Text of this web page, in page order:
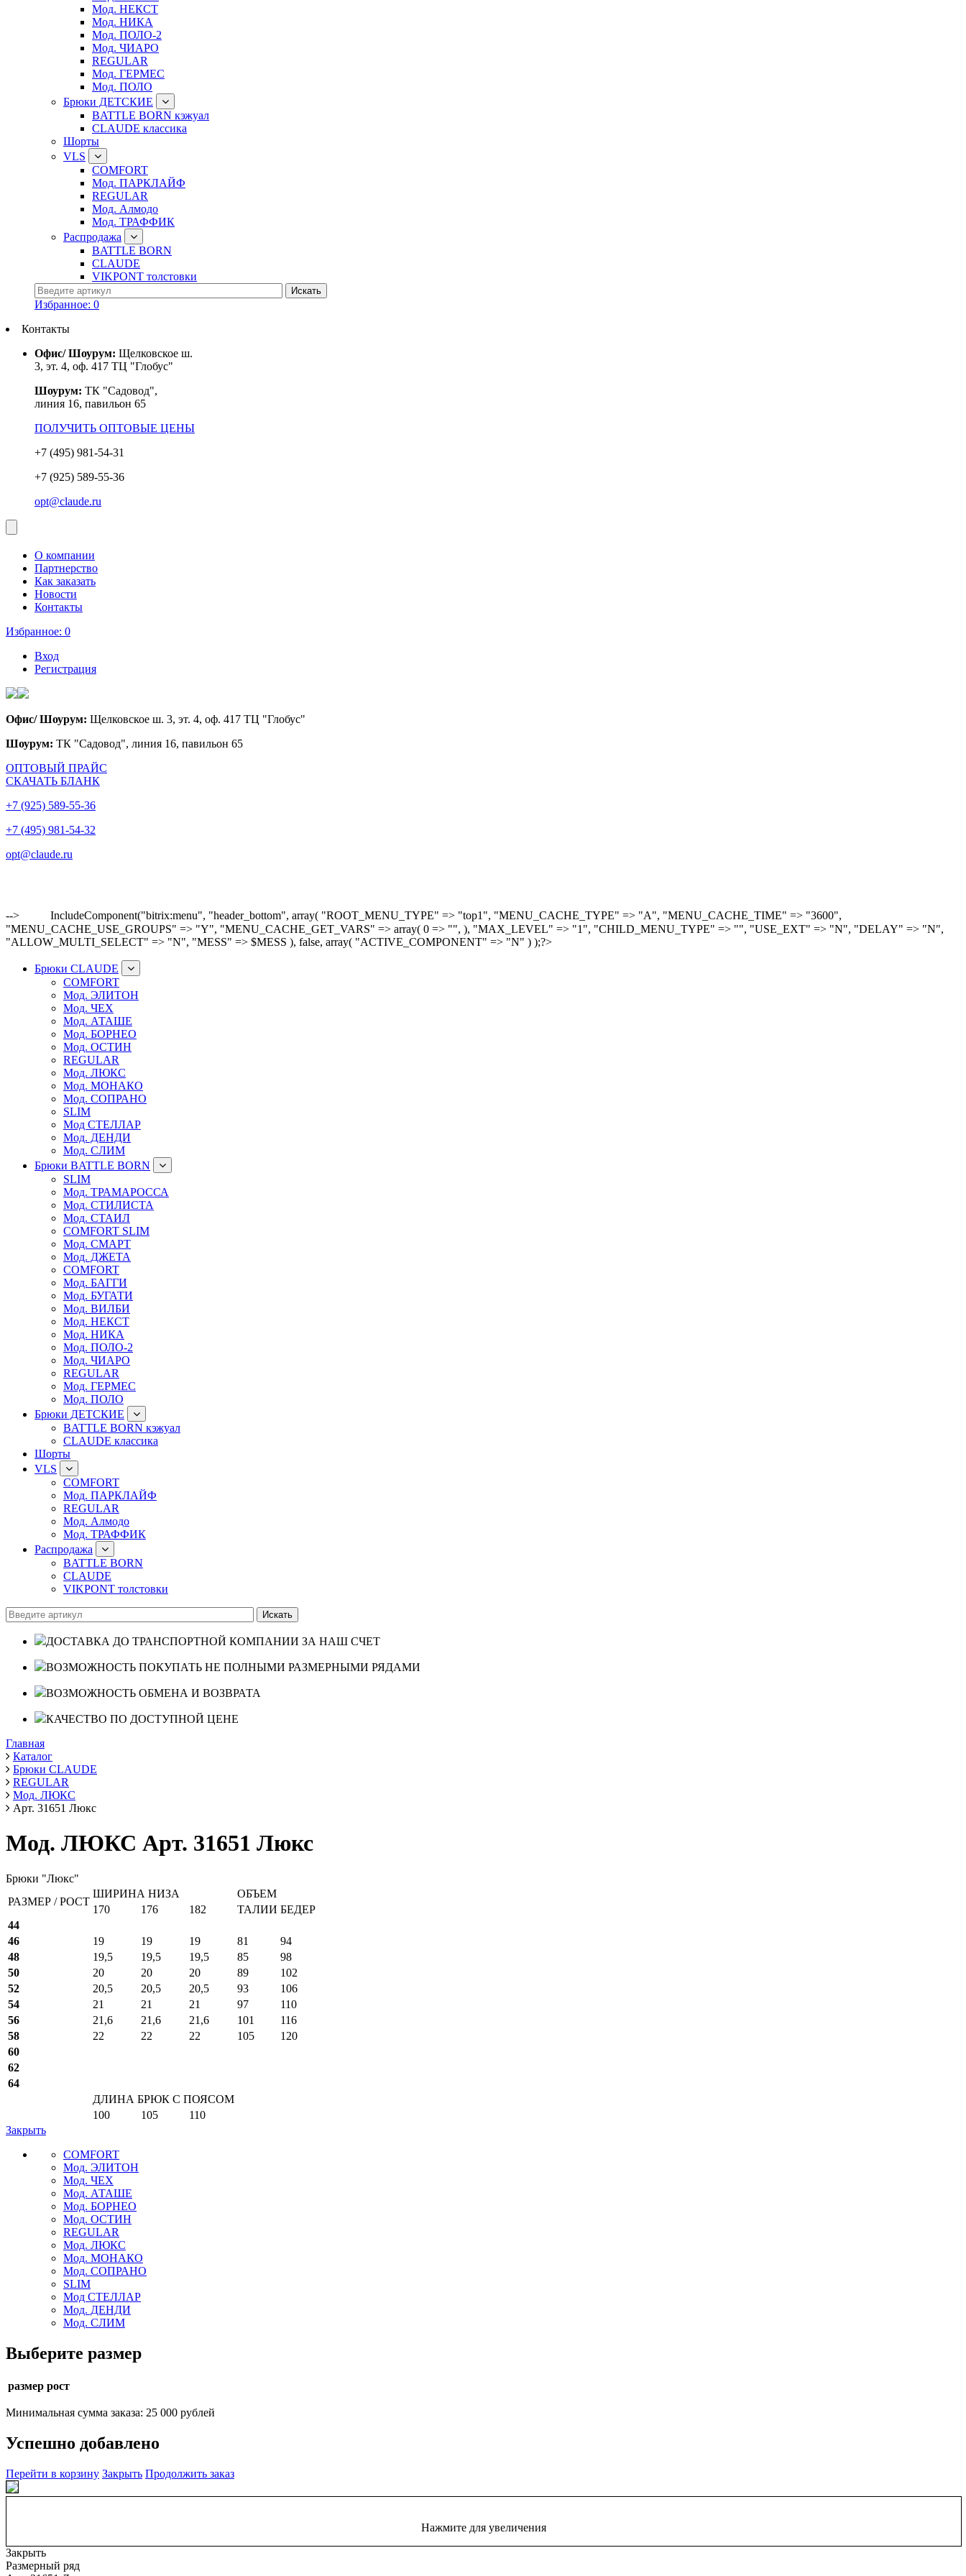
Мод. НЕКСТ
Мод. НИКА
Мод. ПОЛО-2
Мод. ЧИАРО
REGULAR
Мод. ГЕРМЕС
Мод. ПОЛО
Брюки ДЕТСКИЕ
BATTLE BORN кэжуал
CLAUDE классика
Шорты
VLS
COMFORT
Мод. ПАРКЛАЙФ
REGULAR
Мод. Алмодо
Мод. ТРАФФИК
Распродажа
BATTLE BORN
CLAUDE
VIKPONT толстовки
Избранное: 0
Контакты
Офис/ Шоурум: Щелковское ш.
3, эт. 4, оф. 417 ТЦ "Глобус"
Шоурум: ТК "Садовод",
линия 16, павильон 65
ПОЛУЧИТЬ ОПТОВЫЕ ЦЕНЫ
+7 (495) 981-54-31
+7 (925) 589-55-36
opt@claude.ru
О компании
Партнерство
Как заказать
Новости
Контакты
Избранное: 0
Вход
Регистрация
Офис/ Шоурум: Щелковское ш. 3, эт. 4, оф. 417 ТЦ "Глобус"
Шоурум: ТК "Садовод", линия 16, павильон 65
ОПТОВЫЙ ПРАЙС
СКАЧАТЬ БЛАНК
+7 (925) 589-55-36
+7 (495) 981-54-32
opt@claude.ru
-->
IncludeComponent("bitrix:menu", "header_bottom", array( "ROOT_MENU_TYPE" => "top1", "MENU_CACHE_TYPE" => "A", "MENU_CACHE_TIME" => "3600",
"MENU_CACHE_USE_GROUPS" => "Y", "MENU_CACHE_GET_VARS" => array( 0 => "", ), "MAX_LEVEL" => "1", "CHILD_MENU_TYPE" => "", "USE_EXT" => "N", "DELAY" => "N",
"ALLOW_MULTI_SELECT" => "N", "MESS" => $MESS ), false, array( "ACTIVE_COMPONENT" => "N" ) );?>
Брюки CLAUDE
COMFORT
Мод. ЭЛИТОН
Мод. ЧЕХ
Мод. АТАШЕ
Мод. БОРНЕО
Мод. ОСТИН
REGULAR
Мод. ЛЮКС
Мод. МОНАКО
Мод. СОПРАНО
SLIM
Мод СТЕЛЛАР
Мод. ДЕНДИ
Мод. СЛИМ
Брюки BATTLE BORN
SLIM
Мод. ТРАМАРОССА
Мод. СТИЛИСТА
Мод. СТАИЛ
COMFORT SLIM
Мод. СМАРТ
Мод. ДЖЕТА
COMFORT
Мод. БАГГИ
Мод. БУГАТИ
Мод. ВИЛБИ
Мод. НЕКСТ
Мод. НИКА
Мод. ПОЛО-2
Мод. ЧИАРО
REGULAR
Мод. ГЕРМЕС
Мод. ПОЛО
Брюки ДЕТСКИЕ
BATTLE BORN кэжуал
CLAUDE классика
Шорты
VLS
COMFORT
Мод. ПАРКЛАЙФ
REGULAR
Мод. Алмодо
Мод. ТРАФФИК
Распродажа
BATTLE BORN
CLAUDE
VIKPONT толстовки
ДОСТАВКА ДО ТРАНСПОРТНОЙ КОМПАНИИ ЗА НАШ СЧЕТ
ВОЗМОЖНОСТЬ ПОКУПАТЬ НЕ ПОЛНЫМИ РАЗМЕРНЫМИ РЯДАМИ
ВОЗМОЖНОСТЬ ОБМЕНА И ВОЗВРАТА
КАЧЕСТВО ПО ДОСТУПНОЙ ЦЕНЕ
Главная
Каталог
Брюки CLAUDE
REGULAR
Мод. ЛЮКС
Арт. 31651 Люкс
Мод. ЛЮКС Арт. 31651 Люкс
Брюки "Люкс"
РАЗМЕР / РОСТ
ШИРИНА НИЗА
ОБЪЕМ
170
176 182 ТАЛИИ БЕДЕР
44
46
19 19 19 81
94
48
19,5 19,5 19,5 85
98
50
20 20 20 89
102
52
20,5 20,5 20,5 93
106
54
21 21 21 97
110
56
21,6 21,6 21,6 101
116
58
22 22 22 105
120
60
62
64
ДЛИНА БРЮК С ПОЯСОМ
100
105
110
Закрыть
COMFORT
Мод. ЭЛИТОН
Мод. ЧЕХ
Мод. АТАШЕ
Мод. БОРНЕО
Мод. ОСТИН
REGULAR
Мод. ЛЮКС
Мод. МОНАКО
Мод. СОПРАНО
SLIM
Мод СТЕЛЛАР
Мод. ДЕНДИ
Мод. СЛИМ
Выберите размер
размер рост
Минимальная сумма заказа: 25 000 рублей
Успешно добавлено
Перейти в корзину Закрыть Продолжить заказ
Нажмите для увеличения
Закрыть
Размерный ряд